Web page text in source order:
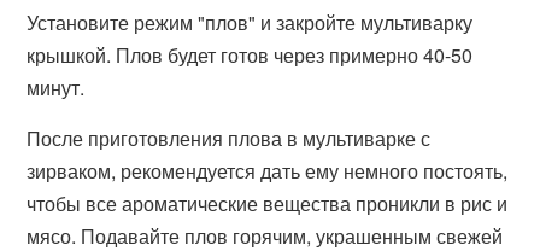
Установите режим "плов" и закройте мультиварку
крышкой. Плов будет готов через примерно 40-50
минут.
После приготовления плова в мультиварке с
зирваком, рекомендуется дать ему немного постоять,
чтобы все ароматические вещества проникли в рис и
мясо. Подавайте плов горячим, украшенным свежей